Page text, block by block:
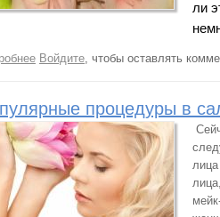
ли
о Советы по уходу за ногтями
Войдите, чтобы оставлять
процедуры в